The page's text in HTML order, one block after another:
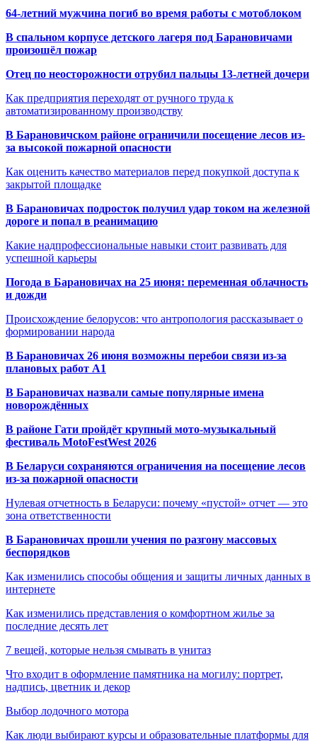
64-летний мужчина погиб во время работы с мотоблоком
В спальном корпусе детского лагеря под Барановичами
произошёл пожар
Отец по неосторожности отрубил пальцы 13-летней дочери
Как предприятия переходят от ручного труда к
автоматизированному производству
В Барановичском районе ограничили посещение лесов из-
за высокой пожарной опасности
Как оценить качество материалов перед покупкой доступа к
закрытой площадке
В Барановичах подросток получил удар током на железной
дороге и попал в реанимацию
Какие надпрофессиональные навыки стоит развивать для
успешной карьеры
Погода в Барановичах на 25 июня: переменная облачность
и дожди
Происхождение белорусов: что антропология рассказывает о
формировании народа
В Барановичах 26 июня возможны перебои связи из-за
плановых работ A1
В Барановичах назвали самые популярные имена
новорождённых
В районе Гати пройдёт крупный мото-музыкальный
фестиваль MotoFestWest 2026
В Беларуси сохраняются ограничения на посещение лесов
из-за пожарной опасности
Нулевая отчетность в Беларуси: почему «пустой» отчет — это
зона ответственности
В Барановичах прошли учения по разгону массовых
беспорядков
Как изменились способы общения и защиты личных данных в
интернете
Как изменились представления о комфортном жилье за
последние десять лет
7 вещей, которые нельзя смывать в унитаз
Что входит в оформление памятника на могилу: портрет,
надпись, цветник и декор
Выбор лодочного мотора
Как люди выбирают курсы и образовательные платформы для